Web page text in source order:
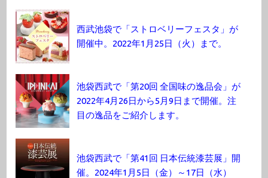
西武池袋で「ストロベリーフェスタ」が
開催中。2022年1月25日（火）まで。
池袋西武で「第20回 全国味の逸品会」が
2022年4月26日から5月9日まで開催。注
目の逸品をご紹介します。
池袋西武で「第41回 日本伝統漆芸展」開
催。2024年1月5日（金）～17日（水）